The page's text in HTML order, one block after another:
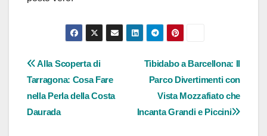
Navigazione
articoli
Tibidabo a Barcellona: Il
Parco Divertimenti con
Vista Mozzafiato che
Incanta Grandi e Piccini
Alla Scoperta di
Tarragona: Cosa Fare
nella Perla della Costa
Daurada